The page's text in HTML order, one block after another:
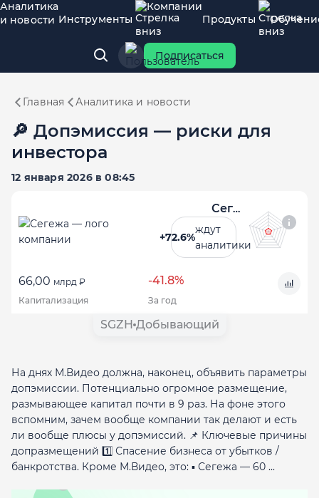
Аналитика
и новости Инструменты
Компании
Продукты
Подписаться
Главная Аналитика и новости
🔎 Допэмиссия — риски для
инвестора
12 января 2026 в 08:45
Сегежа
+72.6%
ждут
аналитики
66,00 млрд ₽ -41.8%
Капитализация За год
SGZH Добывающий
На днях М.Видео должна, наконец, объявить параметры
допэмиссии. Потенциально огромное размещение,
размывающее капитал почти в 9 раз. На фоне этого
вспомним, зачем вообще компании так делают и есть
ли вообще плюсы у допэмиссий. 📌 Ключевые причины
допразмещений 1️⃣ Спасение бизнеса от убытков /
банкротства. Кроме М.Видео, это: ▪️ Сегежа — 60 ...